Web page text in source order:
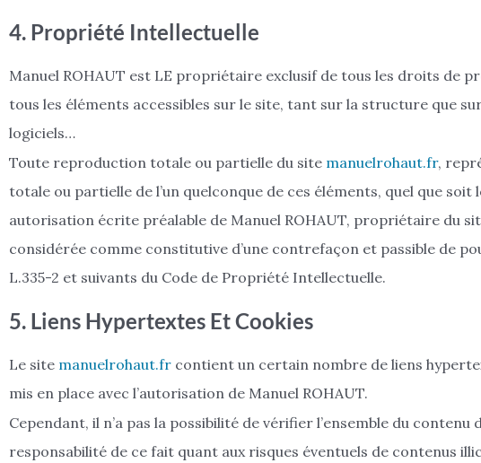
4. Propriété Intellectuelle
Manuel ROHAUT est LE propriétaire exclusif de tous les droits de
tous les éléments accessibles sur le site, tant sur la structure que
logiciels…
Toute reproduction totale ou partielle du site manuelrohaut.fr,
totale ou partielle de l’un quelconque de ces éléments, quel que
autorisation écrite préalable de Manuel ROHAUT, propriétaire du
considérée comme constitutive d’une contrefaçon et passible de
L.335-2 et suivants du Code de Propriété Intellectuelle.
5. Liens Hypertextes Et Cookies
Le site manuelrohaut.fr contient un certain nombre de liens
mis en place avec l’autorisation de Manuel ROHAUT.
Cependant, il n’a pas la possibilité de vérifier l’ensemble du
responsabilité de ce fait quant aux risques éventuels de contenus